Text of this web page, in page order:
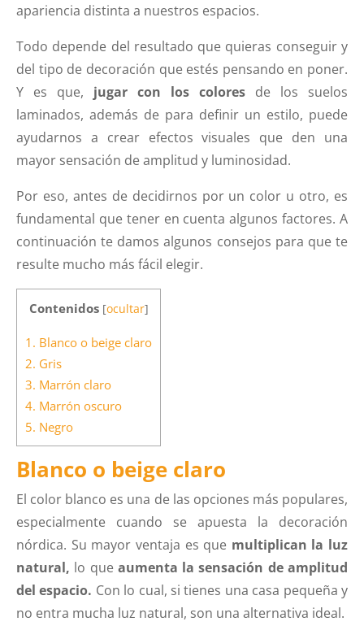
apariencia distinta a nuestros espacios.
Todo depende del resultado que quieras conseguir y
del tipo de decoración que estés pensando en poner.
Y es que, jugar con los colores de los suelos
laminados, además de para definir un estilo, puede
ayudarnos a crear efectos visuales que den una
mayor sensación de amplitud y luminosidad.
Por eso, antes de decidirnos por un color u otro, es
fundamental que tener en cuenta algunos factores. A
continuación te damos algunos consejos para que te
resulte mucho más fácil elegir.
Contenidos [ocultar]
1. Blanco o beige claro
2. Gris
3. Marrón claro
4. Marrón oscuro
5. Negro
Blanco o beige claro
El color blanco es una de las opciones más populares,
especialmente cuando se apuesta la decoración
nórdica. Su mayor ventaja es que multiplican la luz
natural, lo que aumenta la sensación de amplitud
del espacio. Con lo cual, si tienes una casa pequeña y
no entra mucha luz natural, son una alternativa ideal.